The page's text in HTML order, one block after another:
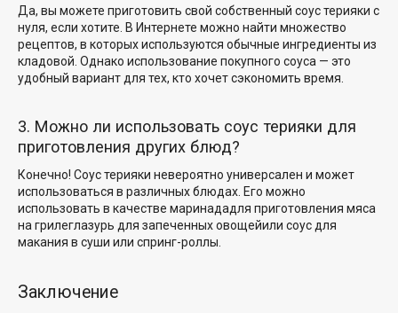
Да, вы можете приготовить свой собственный соус терияки с
нуля, если хотите. В Интернете можно найти множество
рецептов, в которых используются обычные ингредиенты из
кладовой. Однако использование покупного соуса — это
удобный вариант для тех, кто хочет сэкономить время.
3. Можно ли использовать соус терияки для
приготовления других блюд?
Конечно! Соус терияки невероятно универсален и может
использоваться в различных блюдах. Его можно
использовать в качестве маринададля приготовления мяса
на грилеглазурь для запеченных овощейили соус для
макания в суши или спринг-роллы
Заключение